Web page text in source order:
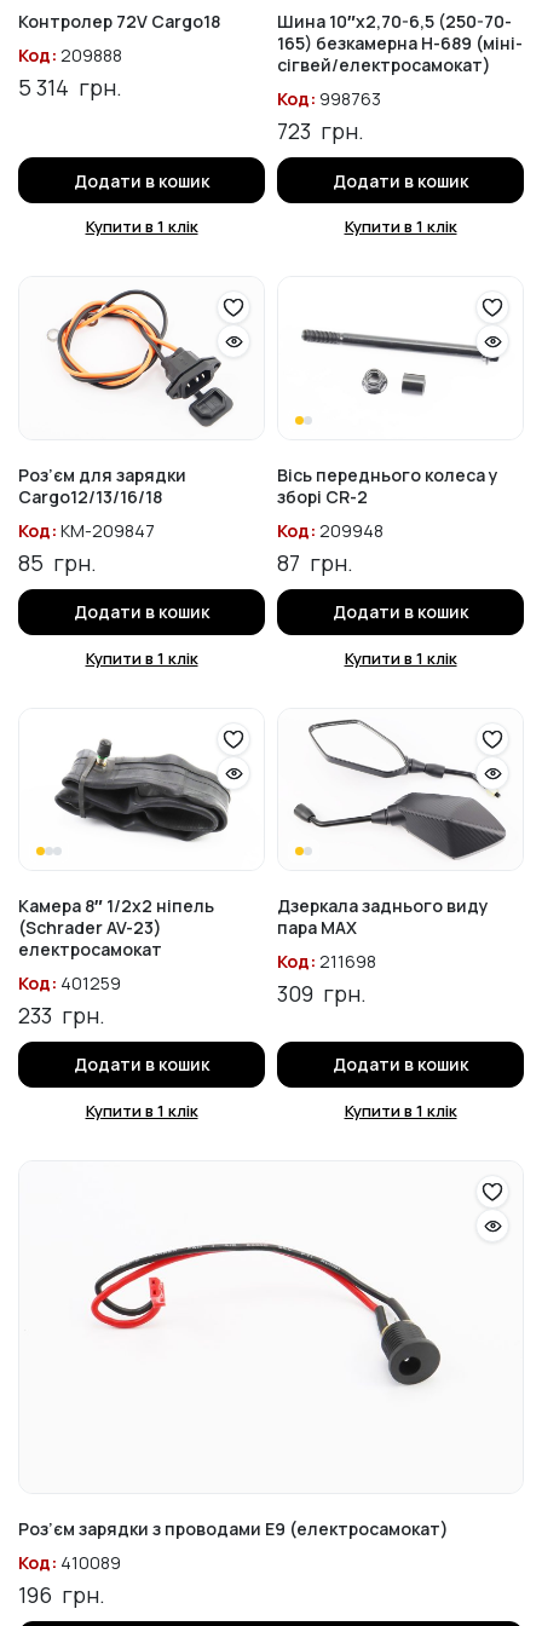
Контролер 72V Cargo18
Код: 209888
5 314 грн.
Додати в кошик
Купити в 1 клік
Шина 10″х2,70-6,5 (250-70-
165) безкамерна H-689 (міні-
сігвей/електросамокат)
Код: 998763
723 грн.
Додати в кошик
Купити в 1 клік
Роз’єм для зарядки
Cargo12/13/16/18
Код: KM-209847
85 грн.
Додати в кошик
Купити в 1 клік
Вісь переднього колеса у
зборі CR-2
Код: 209948
87 грн.
Додати в кошик
Купити в 1 клік
Камера 8″ 1/2х2 ніпель
(Schrader AV-23)
електросамокат
Код: 401259
233 грн.
Додати в кошик
Купити в 1 клік
Дзеркала заднього виду
пара МАХ
Код: 211698
309 грн.
Додати в кошик
Купити в 1 клік
Роз’єм зарядки з проводами Е9 (електросамокат)
Код: 410089
196 грн.